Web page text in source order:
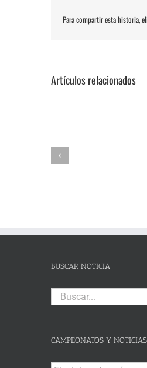
Para compartir esta historia,
Artículos relacionados
BUSCAR NOTICIA
Buscar:
CAMPEONATOS Y NOTICIAS